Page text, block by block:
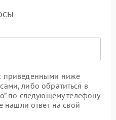
приведенными ниже
либо обратиться в
по следующему телефону
нашли ответ на свой